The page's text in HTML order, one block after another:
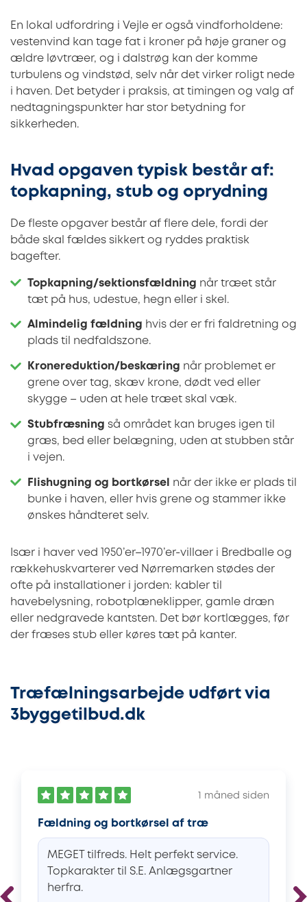
En lokal udfordring i Vejle er også vindforholdene:
vestenvind kan tage fat i kroner på høje graner og
ældre løvtræer, og i dalstrøg kan der komme
turbulens og vindstød, selv når det virker roligt nede
i haven. Det betyder i praksis, at timingen og valg af
nedtagningspunkter har stor betydning for
sikkerheden.
Hvad opgaven typisk består af:
topkapning, stub og oprydning
De fleste opgaver består af flere dele, fordi der
både skal fældes sikkert og ryddes praktisk
bagefter.
Topkapning/sektionsfældning når træet står
tæt på hus, udestue, hegn eller i skel.
Almindelig fældning hvis der er fri faldretning og
plads til nedfaldszone.
Kronereduktion/beskæring når problemet er
grene over tag, skæv krone, dødt ved eller
skygge – uden at hele træet skal væk.
Stubfræsning så området kan bruges igen til
græs, bed eller belægning, uden at stubben står
i vejen.
Flishugning og bortkørsel
når der ikke er plads til
bunke i haven, eller hvis grene og stammer ikke
ønskes håndteret selv.
Især i haver ved 1950’er–1970’er-villaer i Bredballe og
rækkehuskvarterer ved Nørremarken stødes der
ofte på installationer i jorden: kabler til
havebelysning, robotplæneklipper, gamle dræn
eller nedgravede kantsten. Det bør kortlægges, før
der fræses stub eller køres tæt på kanter.
Træfælningsarbejde udført via
3byggetilbud.dk
1 måned siden
Fældning og bortkørsel af træ
MEGET tilfreds. Helt perfekt service.
Topkarakter til S.E. Anlægsgartner
herfra.